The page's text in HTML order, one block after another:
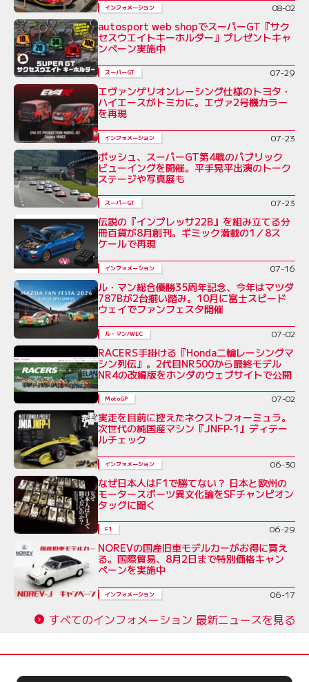
インフォメーション 08-02
autosport web shopでスーパーGT『サク
セスウエイトキーホルダー』プレゼントキャ
ンペーン実施中
スーパーGT 07-29
エヴァンゲリオンレーシング仕様のトヨタ・
ハイエースがトミカに。エヴァ2号機カラー
を再現
インフォメーション 07-23
ボッシュ、スーパーGT第4戦のパブリック
ビューイングを開催。平手晃平出演のトーク
ステージや写真展も
スーパーGT 07-23
伝説の『インプレッサ22B』を組み立てる分
冊百貨が8月創刊。ギミック満載の1／8ス
ケールで再現
インフォメーション 07-16
ル・マン総合優勝35周年記念、今年はマツダ
787Bが2台揃い踏み。10月に富士スピード
ウェイでファンフェスタ開催
ル・マン/WEC 07-02
RACERS手掛ける『Honda二輪レーシングマ
シン列伝』。2代目NR500から最終モデル
NR4の改編版をホンダのウェブサイトで公開
MotoGP 07-02
実走を目前に控えたネクストフォーミュラ。
次世代の純国産マシン『JNFP-1』ディテー
ルチェック
インフォメーション 06-30
なぜ日本人はF1で勝てない？ 日本と欧州の
モータースポーツ異文化論をSFチャンピオン
タッグに聞く
F1 06-29
NOREVの国産旧車モデルカーがお得に買え
る。国際貿易、8月2日まで特別価格キャン
ペーンを実施中
インフォメーション 06-17
すべてのインフォメーション 最新ニュースを見る